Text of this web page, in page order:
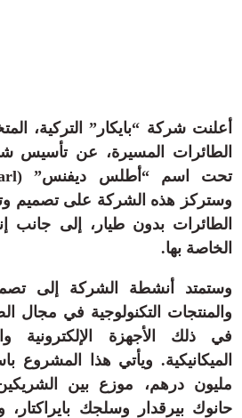
أعلنت شركة “بايكار” التركية،
الطائرات المسيرة، عن تأسيس
وستركز هذه الشركة على تصميم
الطائرات بدون طيار، إلى جانب
الخاصة بها.
وستمتد أنشطة الشركة إلى
والمنتجات التكنولوجية في مجال
في ذلك الأجهزة الإلكترونية
مليون درهم، موزع بين
حانوك بيرقدار وسلجك